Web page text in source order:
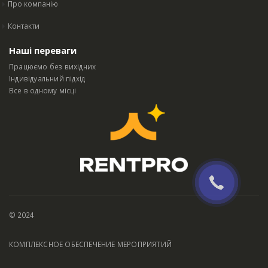
Про компанію
Контакти
Наші переваги
Працюємо без вихідних
Індивідуальний підхід
Все в одному місці
© 2024
КОМПЛЕКСНОЕ ОБЕСПЕЧЕНИЕ МЕРОПРИЯТИЙ